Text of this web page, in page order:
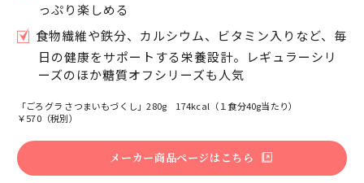
っぷり楽しめる
食物繊維や鉄分、カルシウム、ビタミン入りなど、毎
日の健康をサポートする栄養設計。レギュラーシリ
ーズのほか糖質オフシリーズも人気
「ごろグラ さつまいもづくし」280g 174kcal（１食分40g当たり）
￥570（税別）
メーカー商品ページはこちら